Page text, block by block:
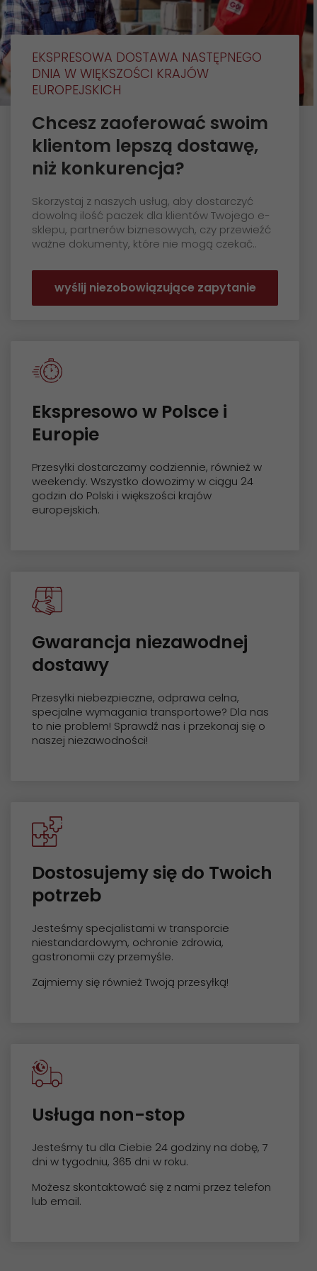
Apka GO!
EKSPRESOWA DOSTAWA NASTĘPNEGO
DNIA W WIĘKSZOŚCI KRAJÓW
EUROPEJSKICH
Chcesz zaoferować swoim
klientom lepszą dostawę,
niż konkurencja?
Skorzystaj z naszych usług, aby dostarczyć
dowolną ilość paczek dla klientów Twojego e-
sklepu, partnerów biznesowych, czy przewieźć
ważne dokumenty, które nie mogą czekać..
wyślij niezobowiązujące zapytanie
Ekspresowo w Polsce i
Europie
Przesyłki dostarczamy codziennie, również w
weekendy. Wszystko dowozimy w ciągu 24
godzin do Polski i większości krajów
europejskich.
Gwarancja niezawodnej
dostawy
Przesyłki niebezpieczne, odprawa celna,
specjalne wymagania transportowe? Dla nas
to nie problem! Sprawdź nas i przekonaj się o
naszej niezawodności!
Dostosujemy się do Twoich
potrzeb
Jesteśmy specjalistami w transporcie
niestandardowym, ochronie zdrowia,
gastronomii czy przemyśle.
Zajmiemy się również Twoją przesyłką!
Usługa non-stop
Jesteśmy tu dla Ciebie 24 godziny na dobę, 7
dni w tygodniu, 365 dni w roku.
Możesz skontaktować się z nami przez telefon
lub email.